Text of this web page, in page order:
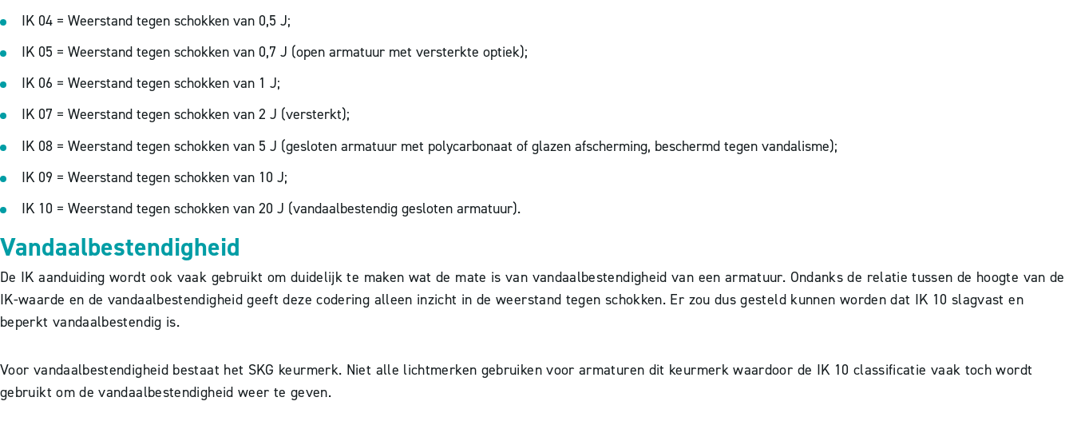
IK 04 = Weerstand tegen schokken van 0,5 J;
IK 05 = Weerstand tegen schokken van 0,7 J (open armatuur met versterkte optiek);
IK 06 = Weerstand tegen schokken van 1 J;
IK 07 = Weerstand tegen schokken van 2 J (versterkt);
IK 08 = Weerstand tegen schokken van 5 J (gesloten armatuur met polycarbonaat of glazen afscherming, beschermd tegen vandalisme);
IK 09 = Weerstand tegen schokken van 10 J;
IK 10 = Weerstand tegen schokken van 20 J (vandaalbestendig gesloten armatuur).
Vandaalbestendigheid
De IK aanduiding wordt ook vaak gebruikt om duidelijk te maken wat de mate is van vandaalbestendigheid van een armatuur. Ondanks de relatie tussen de hoogte van de
IK-waarde en de vandaalbestendigheid geeft deze codering alleen inzicht in de weerstand tegen schokken. Er zou dus gesteld kunnen worden dat IK 10 slagvast en
beperkt vandaalbestendig is.
Voor vandaalbestendigheid bestaat het SKG keurmerk. Niet alle lichtmerken gebruiken voor armaturen dit keurmerk waardoor de IK 10 classificatie vaak toch wordt
gebruikt om de vandaalbestendigheid weer te geven.